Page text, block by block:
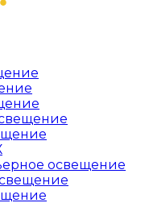
освещение